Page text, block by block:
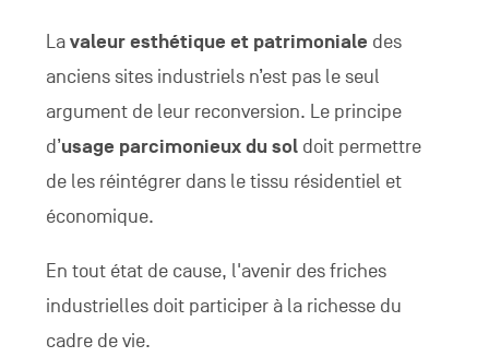
Lavaleur esthétique et patrimoniale des
anciens sites industriels n’est pas le seul
argument de leur reconversion. Le principe
d’usage parcimonieux du sol doit permettre
de les réintégrer dans le tissu résidentiel et
économique.
En tout état de cause, l'avenir des friches
industrielles doit participer à la richesse du
cadre de vie.